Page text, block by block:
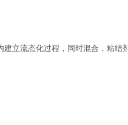
立流态化过程，同时混合，粘结